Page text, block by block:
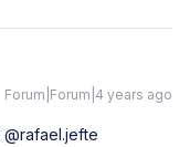
Forum|Forum|4 years ago
@rafael.jefte